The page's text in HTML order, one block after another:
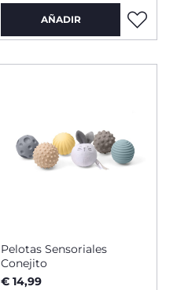
AÑADIR
Pelotas Sensoriales
Conejito
€ 14,99